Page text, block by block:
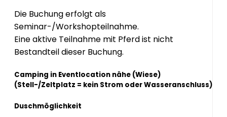
Die Buchung erfolgt als
Seminar-/Workshopteilnahme.
Eine aktive Teilnahme mit Pferd ist nicht
Bestandteil dieser Buchung.
Camping in Eventlocation nähe (Wiese)
(Stell-/Zeltplatz = kein Strom oder Wasseranschluss)
Duschmöglichkeit